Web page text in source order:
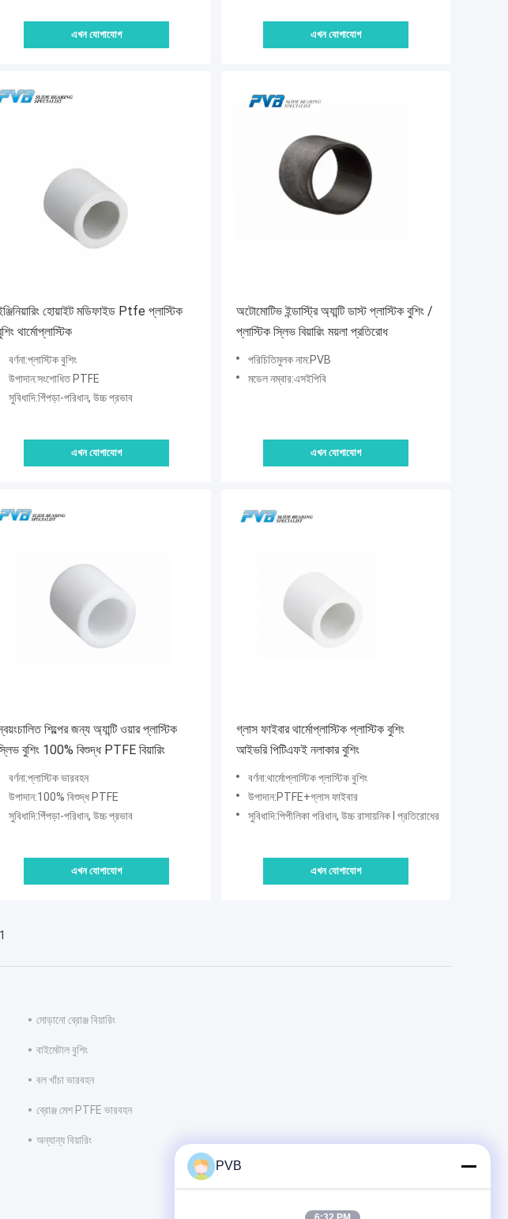
এখন যোগাযোগ এখন যোগাযোগ
হোয়াইট মডিফাইড Ptfe প্লাস্টিক
থার্মোপ্লাস্টিক
বর্ণনা:প্লাস্টিক বুশিং
উপাদান:সংশোধিত PTFE
সুবিধাদি:পিঁপড়া-পরিধান, উচ্চ প্রভাব
এখন যোগাযোগ
অটোমোটিভ ইন্ডাস্ট্রি অ্যান্টি ডাস্ট প্লাস্টিক বুশিং /
প্লাস্টিক স্লিভ বিয়ারিং ময়লা প্রতিরোধ
পরিচিতিমুলক নাম:PVB
মডেল নম্বার:এসইপিবি
এখন যোগাযোগ
শিল্পের জন্য অ্যান্টি ওয়ার প্লাস্টিক
বুশিং 100% বিশুদ্ধ PTFE বিয়ারিং
বর্ণনা:প্লাস্টিক ভারবহন
উপাদান:100% বিশুদ্ধ PTFE
সুবিধাদি:পিঁপড়া-পরিধান, উচ্চ প্রভাব
এখন যোগাযোগ
গ্লাস ফাইবার থার্মোপ্লাস্টিক প্লাস্টিক বুশিং
আইভরি পিটিএফই নলাকার বুশিং
বর্ণনা:থার্মোপ্লাস্টিক প্লাস্টিক বুশিং
উপাদান:PTFE+গ্লাস ফাইবার
সুবিধাদি:পিপীলিকা পরিধান, উচ্চ রাসায়নিক l প্রতিরোধের
এখন যোগাযোগ
মোড়ানো ব্রোঞ্জ বিয়ারিং
বাইমেটাল বুশিং
বল খাঁচা ভারবহন
ব্রোঞ্জ মেশ PTFE ভারবহন
অন্যান্য বিয়ারিং
PVB